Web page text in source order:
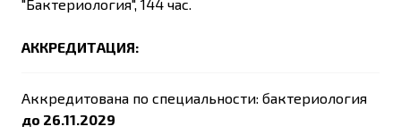
"Бактериология", 144 час.
АККРЕДИТАЦИЯ:
Аккредитована по специальности: бактериология
до 26.11.2029